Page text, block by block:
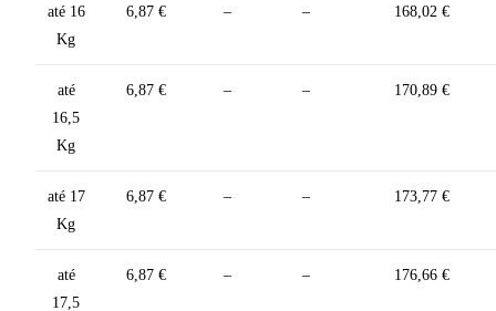
até 16
Kg
6,87 € – – 168,02 €
até
16,5
Kg
6,87 € – – 170,89 €
até 17
Kg
6,87 € – – 173,77 €
até
17,5
6,87 € – – 176,66 €